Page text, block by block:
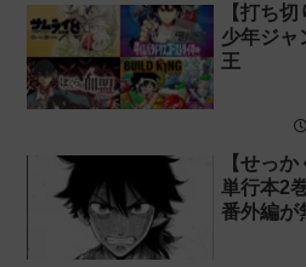
【打ち
少年ジャ
王
【せっ
単行本2
番外編が